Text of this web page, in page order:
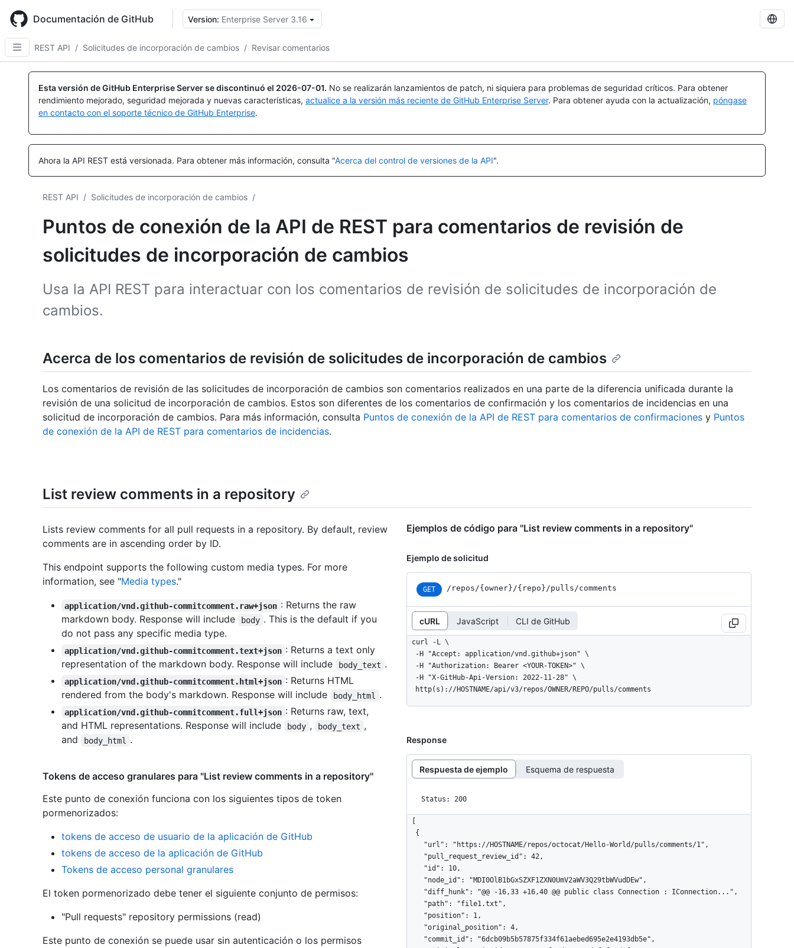
main
content
Documentación de GitHub Version: Enterprise Server 3.16
REST API / Solicitudes de incorporación de cambios / Revisar comentarios
Esta versión de GitHub Enterprise Server se discontinuó el 2026-07-01. No se realizarán lanzamientos de patch, ni siquiera para problemas de seguridad críticos. Para obtener
rendimiento mejorado, seguridad mejorada y nuevas características, actualice a la versión más reciente de GitHub Enterprise Server. Para obtener ayuda con la actualización, póngase
en contacto con el soporte técnico de GitHub Enterprise.
Ahora la API REST está versionada. Para obtener más información, consulta "Acerca del control de versiones de la API".
REST API / Solicitudes de incorporación de cambios /
Puntos de conexión de la API de REST para comentarios de revisión de
solicitudes de incorporación de cambios
Usa la API REST para interactuar con los comentarios de revisión de solicitudes de incorporación de
cambios.
Acerca de los comentarios de revisión de solicitudes de incorporación de cambios
Los comentarios de revisión de las solicitudes de incorporación de cambios son comentarios realizados en una parte de la diferencia unificada durante la
revisión de una solicitud de incorporación de cambios. Estos son diferentes de los comentarios de confirmación y los comentarios de incidencias en una
solicitud de incorporación de cambios. Para más información, consulta Puntos de conexión de la API de REST para comentarios de confirmaciones y Puntos
de conexión de la API de REST para comentarios de incidencias.
List review comments in a repository
Lists review comments for all pull requests in a repository. By default, review
comments are in ascending order by ID.
This endpoint supports the following custom media types. For more
information, see "Media types."
application/vnd.github-commitcomment.raw+json : Returns the raw
markdown body. Response will include
body . This is the default if you
do not pass any specific media type.
application/vnd.github-commitcomment.text+json : Returns a text only
representation of the markdown body. Response will include
body_text .
application/vnd.github-commitcomment.html+json : Returns HTML
rendered from the body's markdown. Response will include
body_html .
application/vnd.github-commitcomment.full+json : Returns raw, text,
and HTML representations. Response will include
body , body_text ,
and
body_html .
Tokens de acceso granulares para "List review comments in a repository"
Este punto de conexión funciona con los siguientes tipos de token
pormenorizados:
tokens de acceso de usuario de la aplicación de GitHub
tokens de acceso de la aplicación de GitHub
Tokens de acceso personal granulares
El token pormenorizado debe tener el siguiente conjunto de permisos:
"Pull requests" repository permissions (read)
Este punto de conexión se puede usar sin autenticación o los permisos
Nombre,
Tipo,
Descripción
Nombre,
Tipo,
Descripción
Nombre,
Tipo,
Descripción
Ejemplos de código para "List review comments in a repository"
Ejemplo de solicitud
GET /repos/{owner}/{repo}/pulls/comments
cURL JavaScript CLI de GitHub
curl -L \
  http(s)://HOSTNAME/api/v3/repos/OWNER/REPO/pulls/comments
Response
Respuesta de ejemplo Esquema de respuesta
Status: 200
Nombre,
Tipo,
Descripción
Nombre,
Tipo,
Descripción
Nombre,
Tipo,
Descripción
Nombre,
Tipo,
Descripción
Nombre,
Tipo,
Descripción
Nombre,
Tipo,
Descripción
Nombre,
Tipo,
Descripción
Nombre,
Tipo,
Descripción
Nombre,
Tipo,
Descripción
Nombre,
Tipo,
Descripción
Nombre,
Tipo,
Descripción
Nombre,
Tipo,
Descripción
Nombre,
Tipo,
Descripción
Nombre,
Tipo,
Descripción
Nombre,
Tipo,
Descripción
Nombre,
Tipo,
Descripción